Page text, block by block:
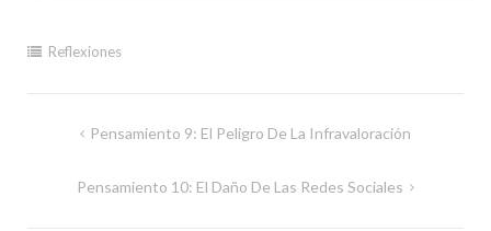
Reflexiones
Navegación
entradas
Pensamiento 9: El Peligro De La Infravaloración
Pensamiento 10: El Daño De Las Redes Sociales